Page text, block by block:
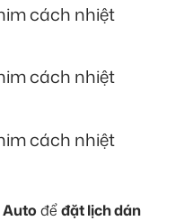
cách nhiệt
cách nhiệt
cách nhiệt
Auto đểđặt lịch dán